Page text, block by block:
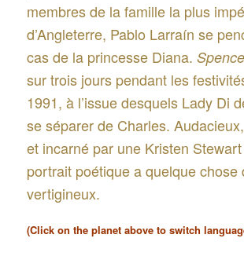
membres de la famille la plus
d’Angleterre, Pablo Larraín se
cas de la princesse Diana.
sur trois jours pendant les
1991, à l’issue desquels Lady Di
se séparer de Charles.
et incarné par une Kristen
portrait poétique a quelque chose
vertigineux.
(Click on the planet above to switch